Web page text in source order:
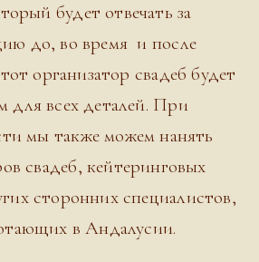
будет отвечать за
до, во время и после
организатор свадеб будет
для всех деталей. При
мы также можем нанять
свадеб, кейтеринговых
сторонних специалистов,
в Андалусии.